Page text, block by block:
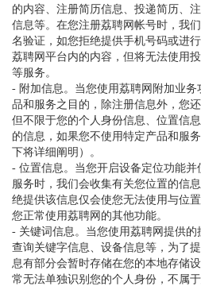
的内容、注册简历信息、投递简历、
信息等。在您注册荔聘网帐号时，我
名验证，如您拒绝提供手机号码或进
荔聘网平台内的内容，但将无法使用
等服务。
- 附加信息。当您使用荔聘网附加业
品和服务之目的，除注册信息外，您
但不限于您的个人身份信息、位置信
的信息，如果您不使用特定产品和服
下将详细阐明）。
- 位置信息。当您开启设备定位功能
服务时，我们会收集有关您位置的信
绝提供该信息仅会使您无法使用与位
您正常使用荔聘网的其他功能。
- 关键词信息。当您使用荔聘网提供
查询关键字信息、设备信息等，为了
息有部分会暂时存储在您的本地存储
常无法单独识别您的个人身份，不属